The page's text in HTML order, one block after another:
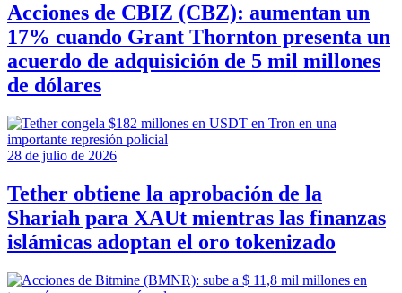
Acciones de CBIZ (CBZ): aumentan un
17% cuando Grant Thornton presenta un
acuerdo de adquisición de 5 mil millones
de dólares
28 de julio de 2026
Tether obtiene la aprobación de la
Shariah para XAUt mientras las finanzas
islámicas adoptan el oro tokenizado